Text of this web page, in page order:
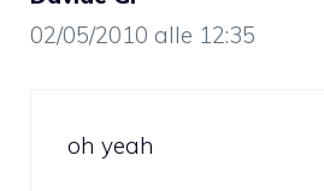
02/05/2010 alle 12:35
oh yeah